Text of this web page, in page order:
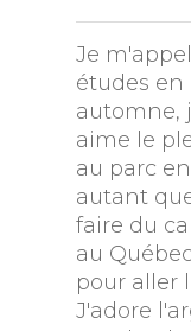
Je
études
automne,
aime le
au parc
autant
faire du
au
pour aller
J'adore